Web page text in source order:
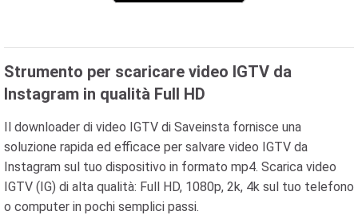
Strumento per scaricare video IGTV da
Instagram in qualità Full HD
Il downloader di video IGTV di Saveinsta fornisce una
soluzione rapida ed efficace per salvare video IGTV da
Instagram sul tuo dispositivo in formato mp4. Scarica video
IGTV (IG) di alta qualità: Full HD, 1080p, 2k, 4k sul tuo telefono
o computer in pochi semplici passi.